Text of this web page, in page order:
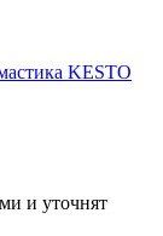
KESTO
и уточнят